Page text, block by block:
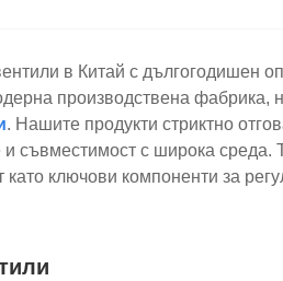
в Китай с дългогодишен
производствена фабрика,
. Нашите продукти стриктно
съвместимост с широка
ключови компоненти за